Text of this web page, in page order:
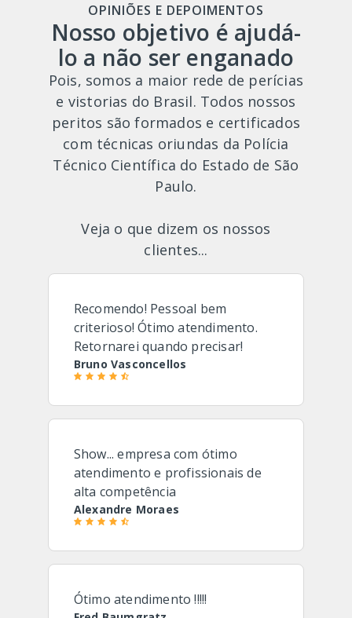
OPINIÕES E DEPOIMENTOS
Nosso objetivo é ajudá-
lo a não ser enganado
Pois, somos a maior rede de perícias
e vistorias do Brasil. Todos nossos
peritos são formados e certificados
com técnicas oriundas da Polícia
Técnico Científica do Estado de São
Paulo.
Veja o que dizem os nossos
clientes...
Recomendo! Pessoal bem
criterioso! Ótimo atendimento.
Retornarei quando precisar!
Bruno Vasconcellos
Show... empresa com ótimo
atendimento e profissionais de
alta competência
Alexandre Moraes
Ótimo atendimento !!!!!